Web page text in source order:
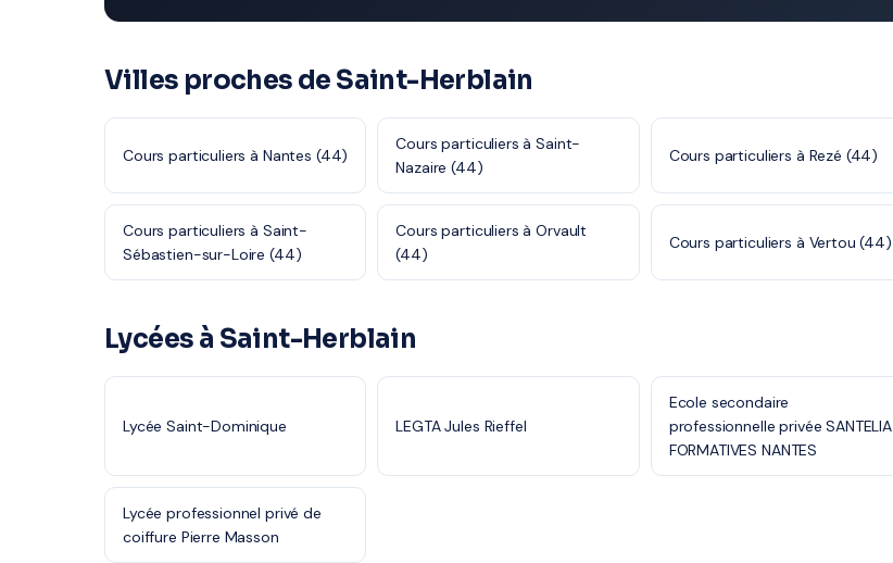
Villes proches de Saint-Herblain
Cours particuliers à Nantes (44)
Cours particuliers à Saint-
Nazaire (44)
Cours particuliers à Rezé (44)
Cours particuliers à Saint-
Sébastien-sur-Loire (44)
Cours particuliers à Orvault
(44)
Cours particuliers à Vertou (44)
Lycées à Saint-Herblain
Lycée Saint-Dominique LEGTA Jules Rieffel
Ecole secondaire
professionnelle privée SANTELIA
FORMATIVES NANTES
Lycée professionnel privé de
coiffure Pierre Masson